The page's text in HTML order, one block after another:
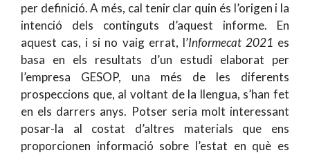
per definició. A més, cal tenir clar quin és l’origen i la
intenció dels continguts d’aquest informe. En
aquest cas, i si no vaig errat, l’Informecat 2021 es
basa en els resultats d’un estudi elaborat per
l’empresa GESOP, una més de les diferents
prospeccions que, al voltant de la llengua, s’han fet
en els darrers anys. Potser seria molt interessant
posar-la al costat d’altres materials que ens
proporcionen informació sobre l’estat en què es